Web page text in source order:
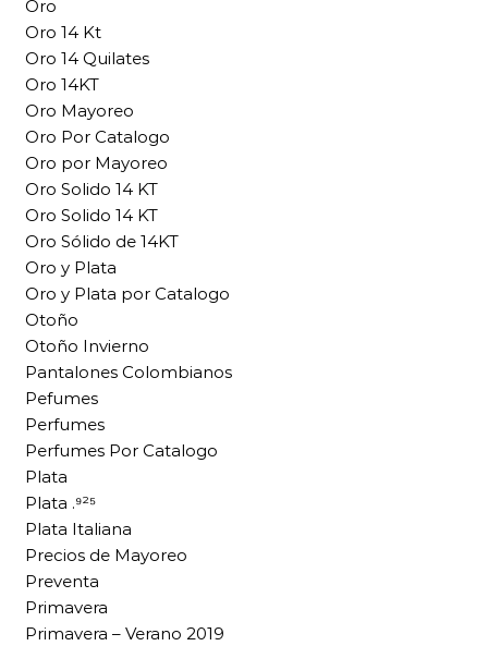
Oro
Oro 14 Kt
Oro 14 Quilates
Oro 14KT
Oro Mayoreo
Oro Por Catalogo
Oro por Mayoreo
Oro Solido 14 KT
Oro Solido 14 KT
Oro Sólido de 14KT
Oro y Plata
Oro y Plata por Catalogo
Otoño
Otoño Invierno
Pantalones Colombianos
Pefumes
Perfumes
Perfumes Por Catalogo
Plata
Plata .⁹²⁵
Plata Italiana
Precios de Mayoreo
Preventa
Primavera
Primavera – Verano 2019